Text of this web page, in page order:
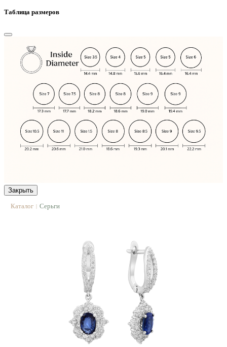
Таблица размеров
Закрыть
Каталог | Серьги